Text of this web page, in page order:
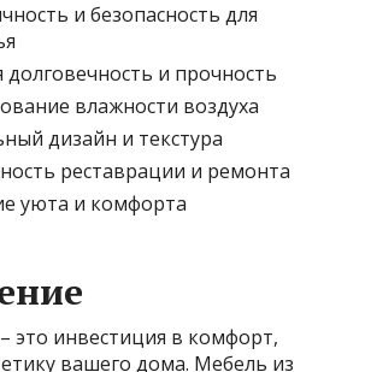
и безопасность для
долговечность и прочность
влажности воздуха
дизайн и текстура
реставрации и ремонта
уюта и комфорта
это инвестиция в комфорт,
вашего дома. Мебель из